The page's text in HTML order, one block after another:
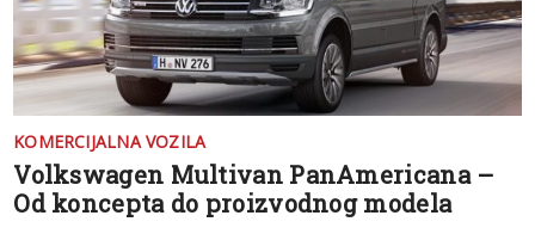
KOMERCIJALNA VOZILA
Volkswagen Multivan PanAmericana –
Od koncepta do proizvodnog modela